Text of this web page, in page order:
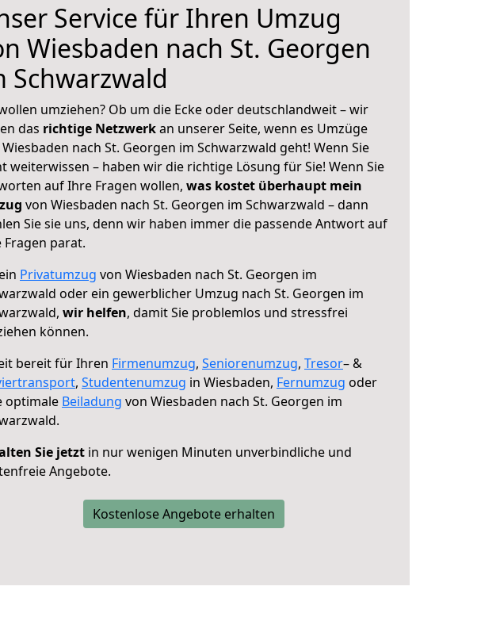
Service für Ihren Umzug
Wiesbaden nach St. Georgen
Schwarzwald
umziehen? Ob um die Ecke oder deutschlandweit – wir
das richtige Netzwerkan unserer Seite, wenn es Umzüge
nach St. Georgen im Schwarzwald geht! Wenn Sie
weiterwissen – haben wir die richtige Lösung für Sie! Wenn Sie
auf Ihre Fragen wollen, was kostet überhaupt mein
von Wiesbaden nach St. Georgen im Schwarzwald – dann
Sie sie uns, denn wir haben immer die passende Antwort auf
Fragen parat.
Privatumzug von Wiesbaden nach St. Georgen im
oder ein gewerblicher Umzug nach St. Georgen im
wir helfen, damit Sie problemlos und stressfrei
können.
bereit für Ihren Firmenumzug, Seniorenumzug, Tresor– &
, Studentenumzug in Wiesbaden, Fernumzug oder
optimale Beiladung von Wiesbaden nach St. Georgen im
Sie jetzt in nur wenigen Minuten unverbindliche und
Angebote.
Kostenlose Angebote erhalten